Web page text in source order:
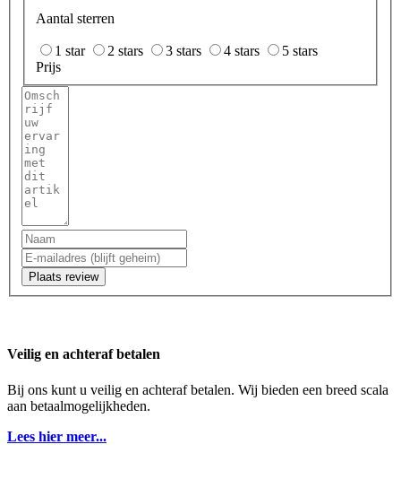
Aantal sterren
1 star 2 stars 3 stars 4 stars
5 stars
Prijs
Plaats review
Veilig en achteraf betalen
Bij ons kunt u veilig en achteraf betalen. Wij bieden een breed scala
aan betaalmogelijkheden.
Lees hier meer...